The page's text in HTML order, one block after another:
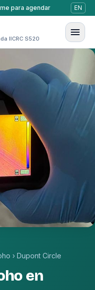
para agendar EN
IICRC S520
› Dupont Circle
en